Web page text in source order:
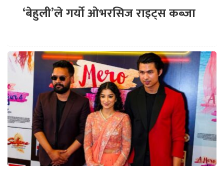
‘बेहुली’ले गर्यो ओभरसिज राइट्स कब्जा